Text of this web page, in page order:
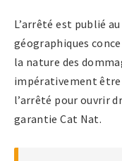
L’arrêté est publié
géographiques
la nature des
impérativement
l’arrêté pour ouvrir
garantie Cat Nat.